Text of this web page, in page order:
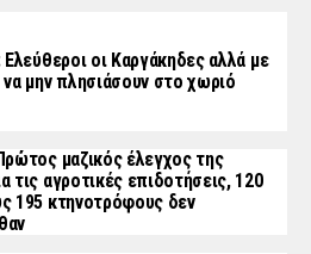
Ελεύθεροι οι Καργάκηδες αλλά με
μην πλησιάσουν στο χωριό
μαζικός έλεγχος της
τις αγροτικές επιδοτήσεις, 120
195 κτηνοτρόφους δεν